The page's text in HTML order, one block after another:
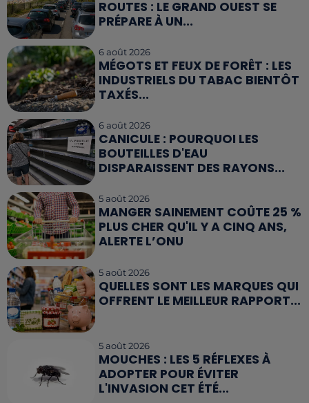
ROUTES : LE GRAND OUEST SE
PRÉPARE À UN...
6 août 2026
MÉGOTS ET FEUX DE FORÊT : LES
INDUSTRIELS DU TABAC BIENTÔT
TAXÉS...
6 août 2026
CANICULE : POURQUOI LES
BOUTEILLES D'EAU
DISPARAISSENT DES RAYONS...
5 août 2026
MANGER SAINEMENT COÛTE 25 %
PLUS CHER QU'IL Y A CINQ ANS,
ALERTE L’ONU
5 août 2026
QUELLES SONT LES MARQUES QUI
OFFRENT LE MEILLEUR RAPPORT...
5 août 2026
MOUCHES : LES 5 RÉFLEXES À
ADOPTER POUR ÉVITER
L'INVASION CET ÉTÉ...